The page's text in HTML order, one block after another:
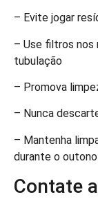
– Evite jogar
– Use filtros nos
tubulação
– Promova
– Nunca
– Mantenha
durante o outono
Contate